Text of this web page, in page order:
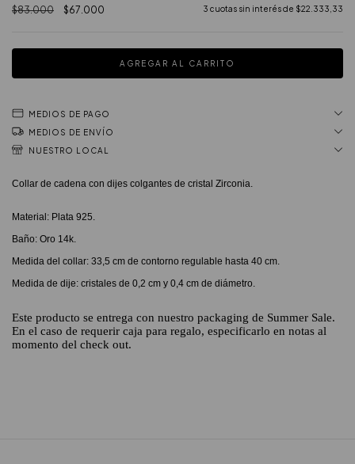
$83.000 $67.000 3 cuotas sin interés de $22.333,33
MEDIOS DE PAGO
MEDIOS DE ENVÍO
NUESTRO LOCAL
Collar de cadena con dijes colgantes de cristal Zirconia.
Material: Plata 925.
Baño: Oro 14k.
Medida del collar: 33,5 cm de contorno regulable hasta 40 cm.
Medida de dije: cristales de 0,2 cm y 0,4 cm de diámetro.
Este producto se entrega con nuestro packaging de Summer Sale.
En el caso de requerir caja para regalo, especificarlo en notas al
momento del check out.